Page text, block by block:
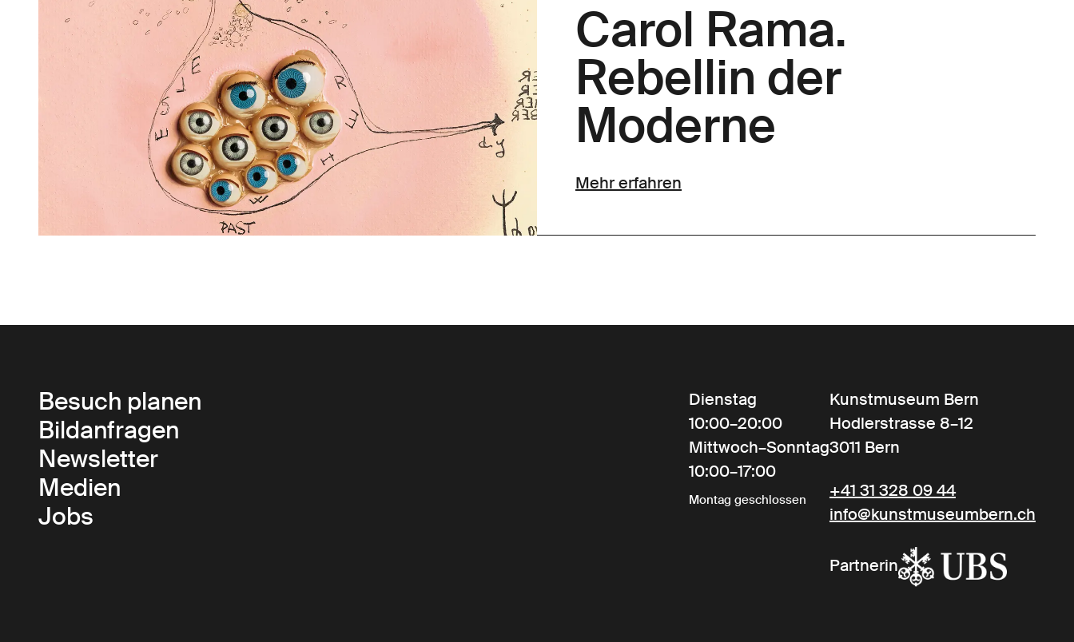
Carol Rama.
Rebellin der
Moderne
Mehr erfahren
Besuch planen
Bildanfragen
Newsletter
Medien
Jobs
Dienstag
10:00–20:00
Mittwoch–Sonntag
10:00–17:00
Montag geschlossen
Kunstmuseum Bern
Hodlerstrasse 8–12
3011 Bern
+41 31 328 09 44
info@kunstmuseumbern.ch
Partnerin